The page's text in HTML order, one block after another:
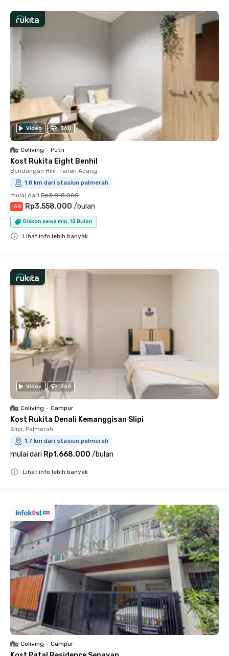
Video 360
Coliving • Putri
Kost Rukita Eight Benhil
Bendungan Hilir, Tanah Abang
1.8 km dari stasiun palmerah
mulai dari Rp3.818.000
-6% Rp3.558.000 /bulan
Diskon sewa min. 12 Bulan
Lihat info lebih banyak
Video 360
Coliving • Campur
Kost Rukita Denali Kemanggisan Slipi
Slipi, Palmerah
1.7 km dari stasiun palmerah
mulai dari Rp1.668.000 /bulan
Lihat info lebih banyak
Coliving • Campur